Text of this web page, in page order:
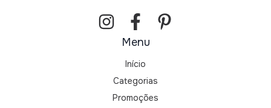
Menu
Início
Categorias
Promoções